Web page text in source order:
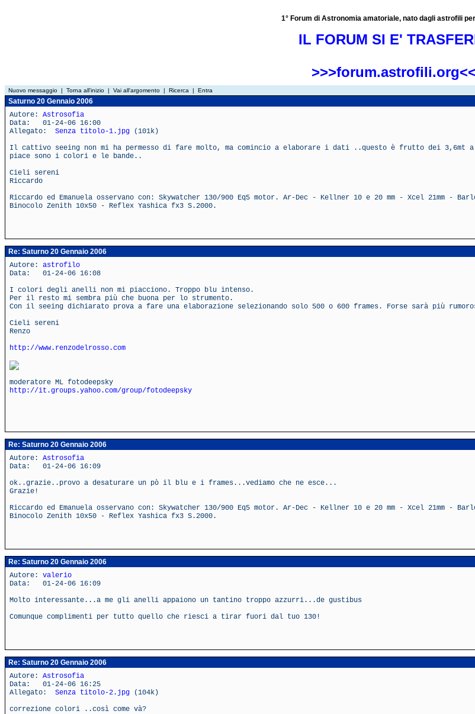
1° Forum di Astronomia amatoriale, nato dagli astrofili
IL FORUM SI E'
Nuovo messaggio | Torna all'inizio | Vai all'argomento | Ricerca | Entra
Saturno 20 Gennaio 2006
Autore: Astrosofia
Data: 01-24-06 16:00
Allegato: Senza titolo-1.jpg (101k)
Il cattivo seeing non mi ha permesso di fare molto, ma comincio a elaborare i dati ..questo è frutto dei 3,6mt
piace sono i colori e le bande..
Cieli sereni
Riccardo
Riccardo ed Emanuela osservano con: Skywatcher 130/900 Eq5 motor. Ar-Dec - Kellner 10 e 20 mm - Xcel 21mm -
Binocolo Zenith 10x50 - Reflex Yashica fx3 S.2000.
Re: Saturno 20 Gennaio 2006
Autore: astrofilo
Data: 01-24-06 16:08
I colori degli anelli non mi piacciono. Troppo blu intenso.
Per il resto mi sembra più che buona per lo strumento.
Con il seeing dichiarato prova a fare una elaborazione selezionando solo 500 o 600 frames. Forse sarà più
Cieli sereni
Renzo
http://www.renzodelrosso.com
moderatore ML fotodeepsky
http://it.groups.yahoo.com/group/fotodeepsky
Re: Saturno 20 Gennaio 2006
Autore: Astrosofia
Data: 01-24-06 16:09
ok..grazie..provo a desaturare un pò il blu e i frames...vediamo che ne esce...
Grazie!
Riccardo ed Emanuela osservano con: Skywatcher 130/900 Eq5 motor. Ar-Dec - Kellner 10 e 20 mm - Xcel 21mm -
Binocolo Zenith 10x50 - Reflex Yashica fx3 S.2000.
Re: Saturno 20 Gennaio 2006
Autore: valerio
Data: 01-24-06 16:09
Molto interessante...a me gli anelli appaiono un tantino troppo azzurri...de gustibus
Comunque complimenti per tutto quello che riesci a tirar fuori dal tuo 130!
Re: Saturno 20 Gennaio 2006
Autore: Astrosofia
Data: 01-24-06 16:25
Allegato: Senza titolo-2.jpg (104k)
correzione colori ..così come và?